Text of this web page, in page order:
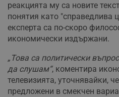
реакцията му са новите
понятия като "справедлива
експерта са по-скоро
икономически издържани.
„Това са политически
да слушам“, коментира
телевизията, уточнявайки,
предложени в смекчен